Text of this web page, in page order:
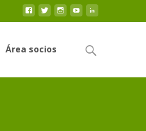
Área socios
Buscar